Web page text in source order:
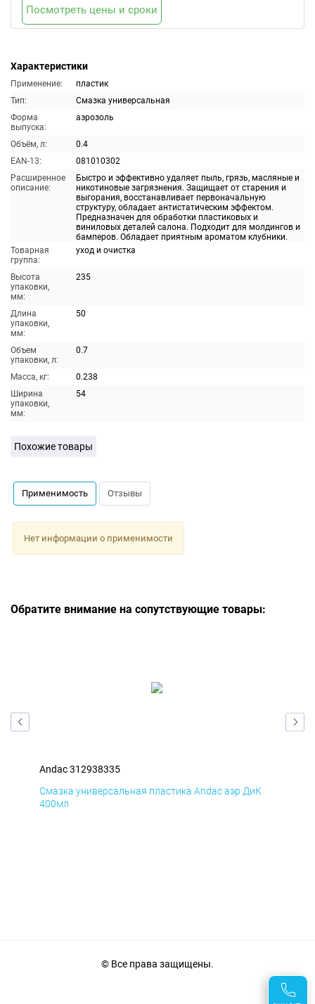
Характеристики
Применение:
пластик
Тип:
Смазка универсальная
Форма
выпуска:
аэрозоль
Объём, л:
0.4
EAN-13:
081010302
Расширенное
описание:
Быстро и эффективно удаляет пыль, грязь, масляные и
никотиновые загрязнения. Защищает от старения и
выгорания, восстанавливает первоначальную
структуру, обладает антистатическим эффектом.
Предназначен для обработки пластиковых и
виниловых деталей салона. Подходит для молдингов и
бамперов. Обладает приятным ароматом клубники.
Товарная
группа:
уход и очистка
Высота
упаковки,
мм:
235
Длина
упаковки,
мм:
50
Объем
упаковки, л:
0.7
Масса, кг:
0.238
Ширина
упаковки,
мм:
54
Посмотреть цены и сроки
Похожие товары
Применимость Отзывы
Нет информации о применимости
Обратите внимание на сопутствующие товары:
Andac 312938335
Смазка универсальная пластика Andac аэр ДиК
400мл
© Все права защищены.